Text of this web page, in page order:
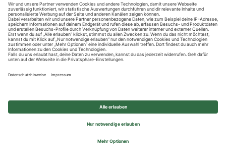
Datenschutzhinweise
Impressum
Privatsphäre-Einstellungen
© 2026 REWE Group - All rights reserved